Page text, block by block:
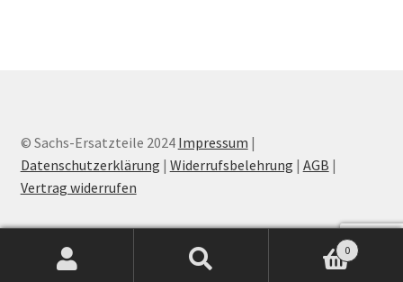
© Sachs-Ersatzteile 2024 Impressum |
Datenschutzerklärung | Widerrufsbelehrung | AGB |
Vertrag widerrufen
0